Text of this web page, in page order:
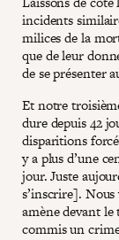
incidents
milices de la
que de leur
de se présenter
Et notre
dure depuis 42
disparitions
y a plus d’une
jour. Juste
s’inscrire]. Nous
amène devant le
commis un